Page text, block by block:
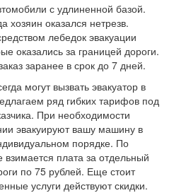
с удлиненной базой.
хозяин оказался нетрезв.
лебедок эвакуации
оказались за границей дороги.
заранее в срок до 7 дней.
могут вызвать эвакуатор в
ряд гибких тарифов под
При необходимости
эвакуируют вашу машину в
порядке. По
плата за отдельный
по 75 рублей. Еще стоит
услуги действуют скидки.